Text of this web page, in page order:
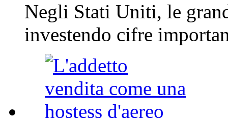
Negli Stati Uniti, le
investendo cifre